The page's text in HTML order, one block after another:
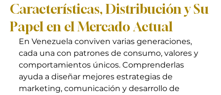
Características, Distribución y Su
Papel en el Mercado Actual
En Venezuela conviven varias generaciones,
cada una con patrones de consumo, valores y
comportamientos únicos. Comprenderlas
ayuda a diseñar mejores estrategias de
marketing, comunicación y desarrollo de